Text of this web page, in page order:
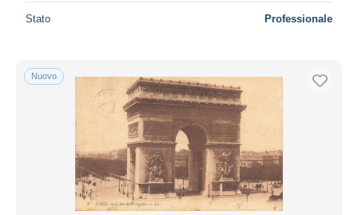
Stato Professionale
Nuovo